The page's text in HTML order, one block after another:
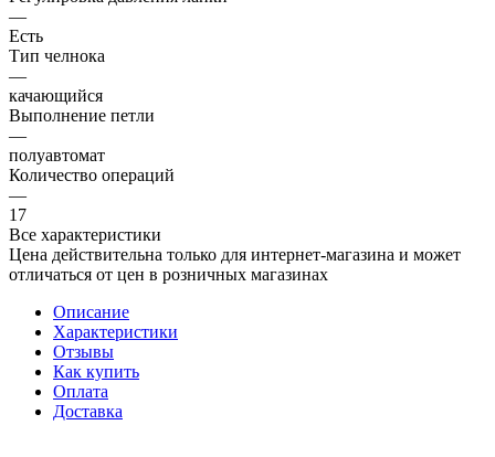
—
Есть
Тип челнока
—
качающийся
Выполнение петли
—
полуавтомат
Количество операций
—
17
Все характеристики
Цена действительна только для интернет-магазина и может
отличаться от цен в розничных магазинах
Описание
Характеристики
Отзывы
Как купить
Оплата
Доставка